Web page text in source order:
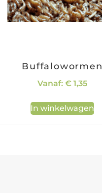
Buffalowormen
Vanaf: € 1,35
In winkelwagen